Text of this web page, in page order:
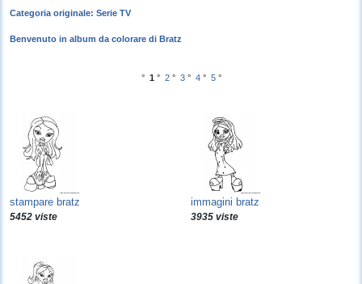
Categoria originale: Serie TV
Benvenuto in album da colorare di Bratz
° 1 ° 2° 3° 4° 5°
stampare bratz
5452 viste
immagini bratz
3935 viste